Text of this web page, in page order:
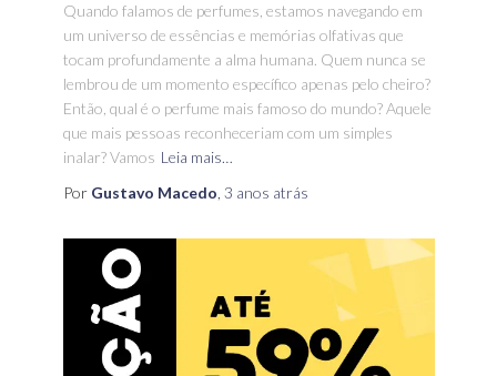
Quando falamos de perfumes, estamos navegando em
um universo de essências e memórias olfativas que
tocam profundamente a alma humana. Quem nunca se
lembrou de um momento específico apenas pelo cheiro?
Então, qual é o perfume mais famoso do mundo? Aquele
que mais pessoas reconheceriam com um simples
inalar? Vamos Leia mais…
Por Gustavo Macedo 3 anos atrás